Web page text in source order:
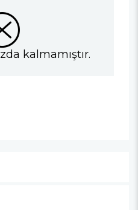
kalmamıştır.